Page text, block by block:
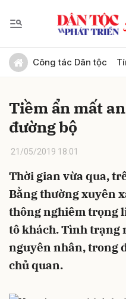
Công tác Dân tộc
Tiềm ẩn mất
đường bộ
21/05/2019 18:01
Thời gian vừa qua,
Bằng thường xuyên
thông nghiêm trọng
tô khách. Tình trạng
nguyên nhân, trong
chủ quan.
Gửi bình luận